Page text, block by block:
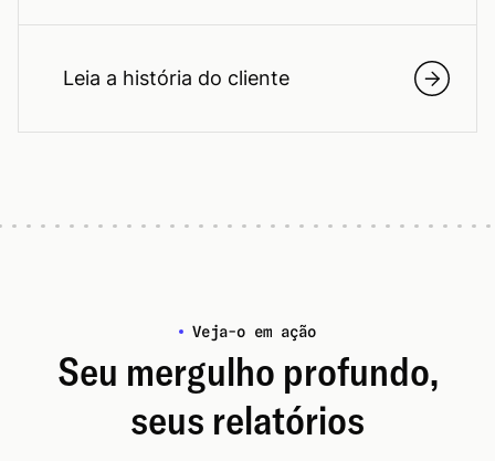
Leia a história do cliente
Veja-o em ação
Seu mergulho profundo,
seus relatórios